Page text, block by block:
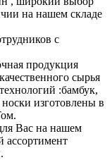
на нашем складе
с
продукция
сырья
:бамбук,
изготовлены в
Вас на нашем
ассортимент